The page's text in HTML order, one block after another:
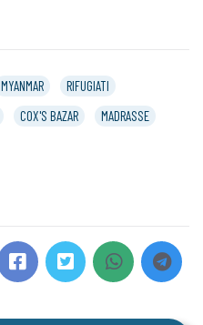
MYANMAR
RIFUGIATI
COX'S BAZAR
MADRASSE